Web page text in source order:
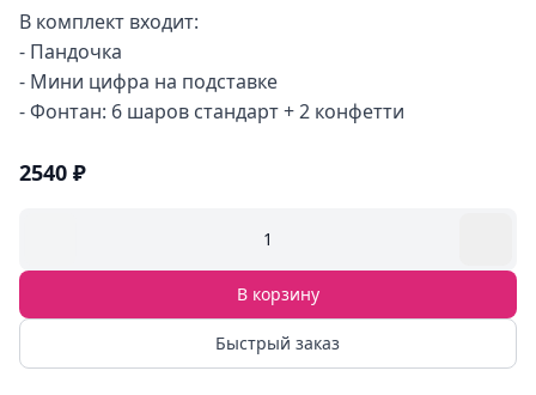
В комплект входит:
- Пандочка
- Мини цифра на подставке
- Фонтан: 6 шаров стандарт + 2 конфетти
2540 ₽
1
В корзину
Быстрый заказ